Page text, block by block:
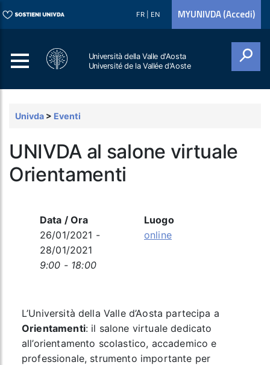
FR EN MYUNIVDA (Accedi)
Università della Valle d'Aosta
Université de la Vallée d'Aoste
Univda > Eventi
UNIVDA al salone virtuale
Orientamenti
Data / Ora
26/01/2021 -
28/01/2021
9:00 - 18:00
Luogo
online
L’Università della Valle d’Aosta partecipa a
Orientamenti: il salone virtuale dedicato
all’orientamento scolastico, accademico e
professionale, strumento importante per